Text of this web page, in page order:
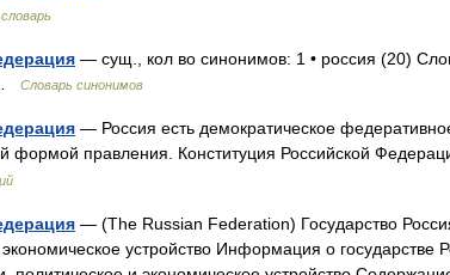
— сущ., кол во синонимов: 1 • россия (20)
Словарь синонимов
— Россия есть демократическое
формой правления. Конституция Российской
— (The Russian Federation) Государство
устройство Информация о государстве